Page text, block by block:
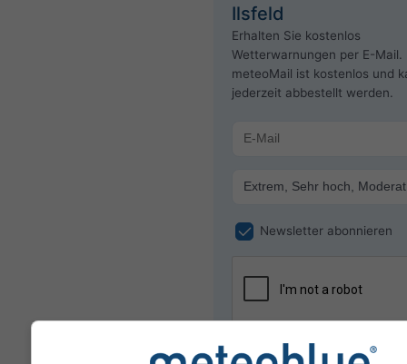
Ilsfeld
Erhalten Sie kostenlos
Wetterwarnungen per E-Mail.
meteoMail ist kostenlos und
jederzeit abbestellt werden.
Newsletter abonnieren